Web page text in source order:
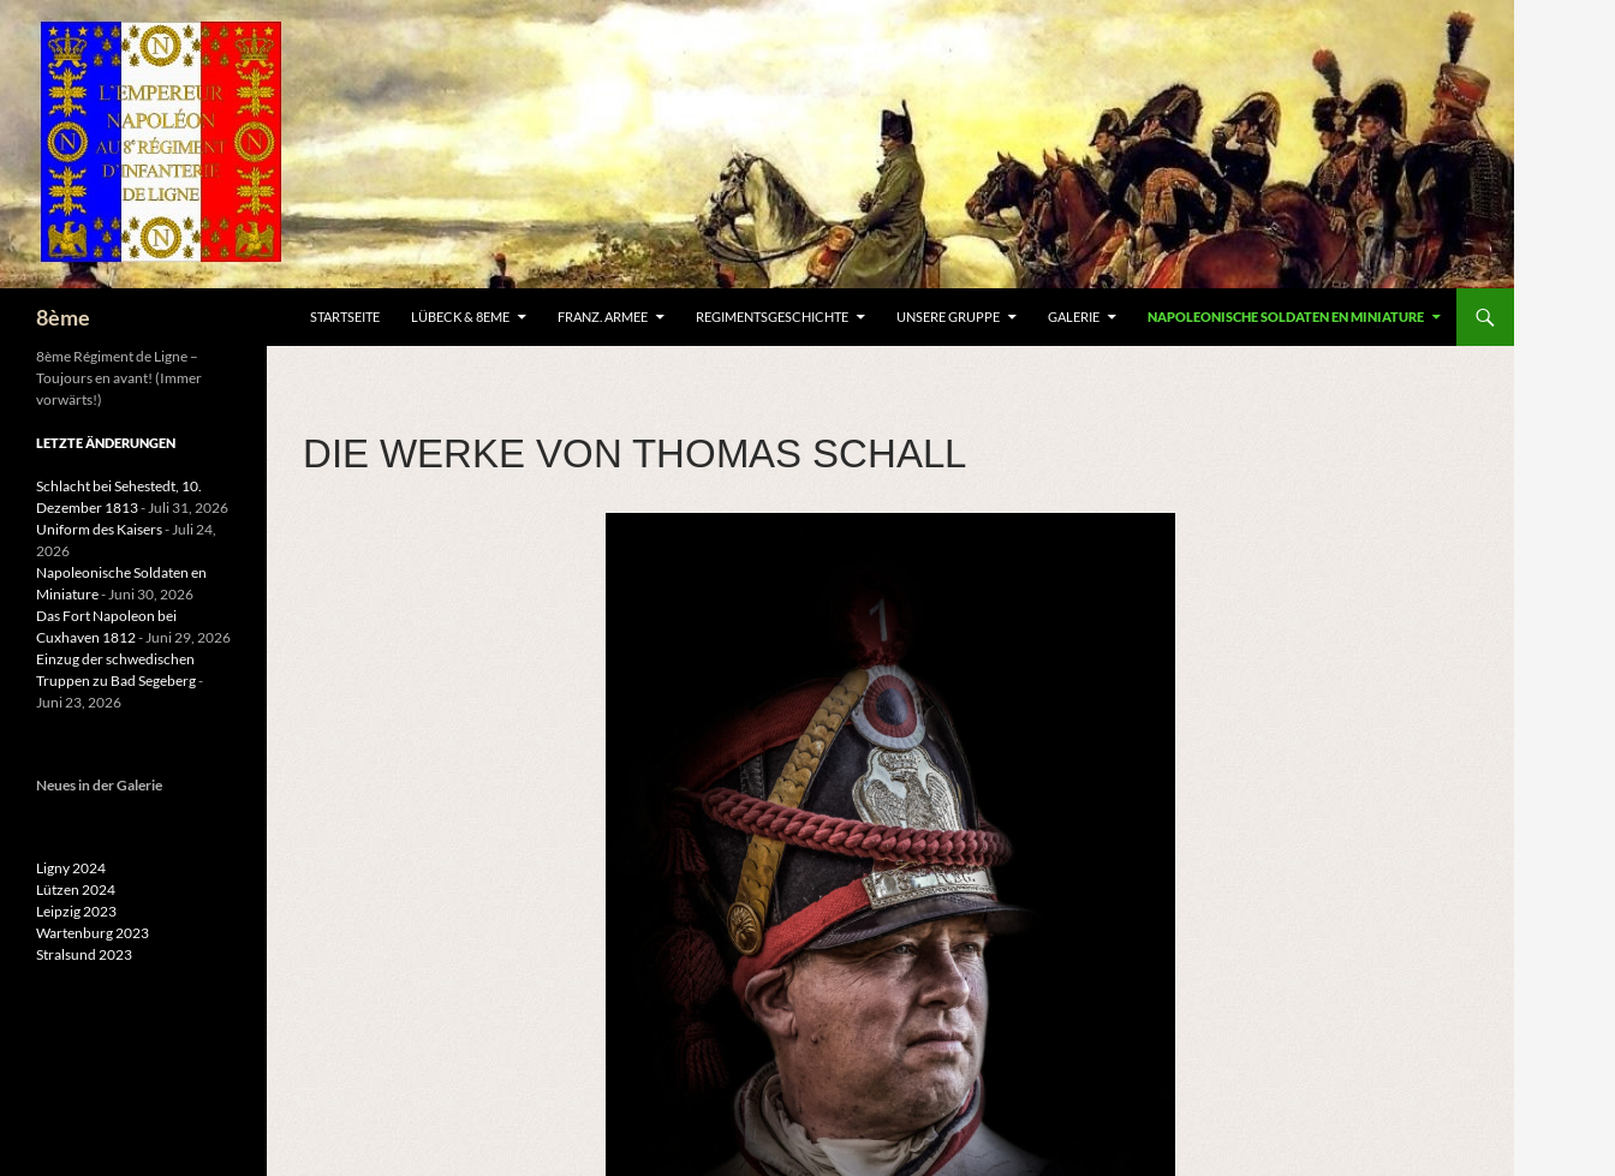
8ème
STARTSEITE
LÜBECK & 8EME FRANZ. ARMEE REGIMENTSGESCHICHTE UNSERE GRUPPE GALERIE NAPOLEONISCHE SOLDATEN EN MINIATURE
DIE WERKE VON THOMAS SCHALL
8ème Régiment de Ligne –
Toujours en avant! (Immer
vorwärts!)
LETZTE ÄNDERUNGEN
Schlacht bei Sehestedt, 10.
Dezember 1813- Juli 31, 2026
Uniform des Kaisers- Juli 24,
2026
Napoleonische Soldaten en
Miniature- Juni 30, 2026
Das Fort Napoleon bei
Cuxhaven 1812- Juni 29, 2026
Einzug der schwedischen
Truppen zu Bad Segeberg-
Juni 23, 2026
Neues in der Galerie
Ligny 2024
Lützen 2024
Leipzig 2023
Wartenburg 2023
Stralsund 2023